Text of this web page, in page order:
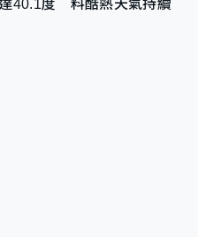
40.1度 料酷熱天氣持續